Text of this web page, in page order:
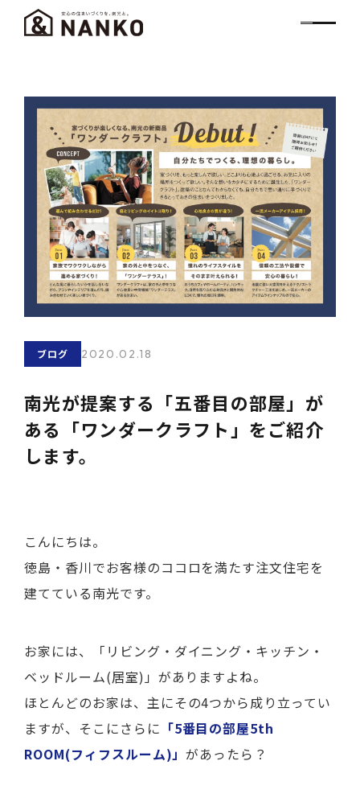
ブログ 2020.02.18
南光が提案する「五番目の部屋」が
ある「ワンダークラフト」をご紹介
します。
こんにちは。
徳島・香川でお客様のココロを満たす注文住宅を
建てている南光です。
お家には、「リビング・ダイニング・キッチン・
ベッドルーム(居室)」がありますよね。
ほとんどのお家は、主にその4つから成り立ってい
ますが、そこにさらに 「5番目の部屋5th
ROOM(フィフスルーム)」があったら？